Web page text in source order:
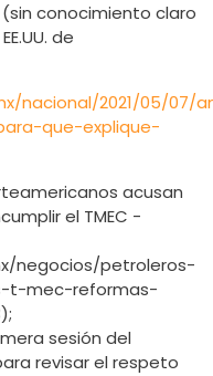
conocimiento claro
de
nacional/2021/05/07/
que-explique-
acusan
el TMEC -
negocios/petroleros-
t-mec-reformas-
sesión del
revisar el respeto